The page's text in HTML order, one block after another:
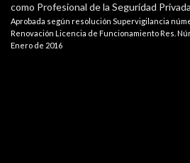
como Profesional de la Seguridad
Aprobada según resolución Supervigilancia
Renovación Licencia de Funcionamiento Res.
Enero de 2016